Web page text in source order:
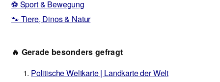
⚽ Sport & Bewegung
🐾 Tiere, Dinos & Natur
🔥 Gerade besonders gefragt
Politische Weltkarte | Landkarte der Welt